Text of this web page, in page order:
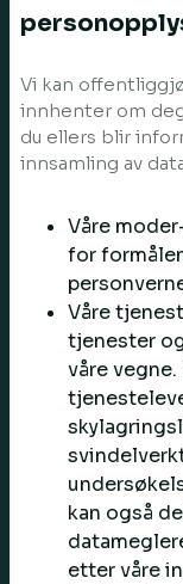
Vi kan
innhenter om
du ellers blir
innsamling av
Våre
for
Våre
tjenester
våre vegne.
kan også
etter våre